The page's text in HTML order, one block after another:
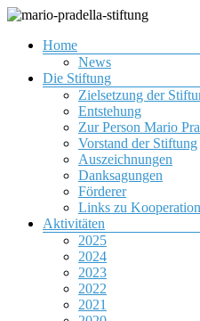
Zum
springen
mario-pradella-stiftung
Gemeinnützige Organisation zur
Menü
Home
News
Die Stiftung
Zielsetzung der
Entstehung
Zur Person Mario
Vorstand der Stiftung
Auszeichnungen
Danksagungen
Förderer
Links zu
Aktivitäten
2025
2024
2023
2022
2021